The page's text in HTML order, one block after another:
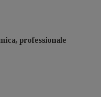
professionale